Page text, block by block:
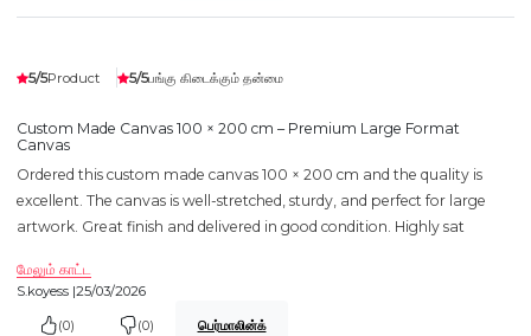
5/5Product 5/5பங்கு கிடைக்கும் தன்மை
Custom Made Canvas 100 × 200 cm – Premium Large Format
Canvas
Ordered this custom made canvas 100 × 200 cm and the quality is
excellent. The canvas is well-stretched, sturdy, and perfect for large
artwork. Great finish and delivered in good condition. Highly sat
மேலும் காட்ட
S.koyess |25/03/2026
(0) (0) பெர்மாலின்க்